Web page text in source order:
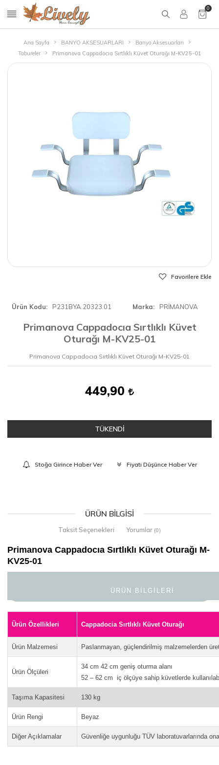
0
Ana Sayfa BANYO AKSESUARLARI
Banyo Aksesuarları
Tabureler
Primanova Cappadocıa Sırtlıklı Küvet Oturağı M-KV25-01
Favorilere Ekle
Ürün Kodu P231BYA.20323.01 Marka PRİMANOVA
Primanova Cappadocıa Sırtlıklı Küvet
Oturağı M-KV25-01
Primanova Cappadocıa Sırtlıklı Küvet Oturağı M-KV25-01
449,90
TÜKENDİ
Stoğa Girince Haber Ver Fiyatı Düşünce Haber Ver
ÜRÜN BILGISI
Taksit Seçenekleri Yorumlar (0)
Primanova Cappadocıa Sırtlıklı Küvet Oturağı M-
KV25-01
ÜRÜN BİLGİLERİ
Ürün Özellikleri Cappadocia Sırtlıklı Küvet Oturağı
Ürün Malzemesi Paslanmayan, güçlendirilmiş malzemelerden
Ürün Ölçüleri
34 cm 42 cm geniş oturma alanı
52 – 62 cm iç ölçüye sahip küvetlerde
Taşıma Kapasitesi 130 kg
Ürün Rengi Beyaz
Diğer Açıklamalar Güvenliğe uygunluğu TÜV laboratuvarlarında